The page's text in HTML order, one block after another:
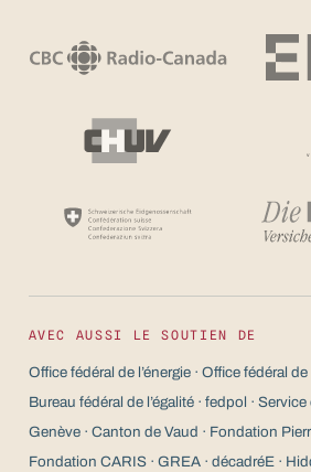
AVEC AUSSI LE SOUTIEN DE
Office fédéral de l’énergie · Office fédéral
Bureau fédéral de l’égalité · fedpol ·
Genève · Canton de Vaud · Fondation
Fondation CARIS · GREA · décadréE ·